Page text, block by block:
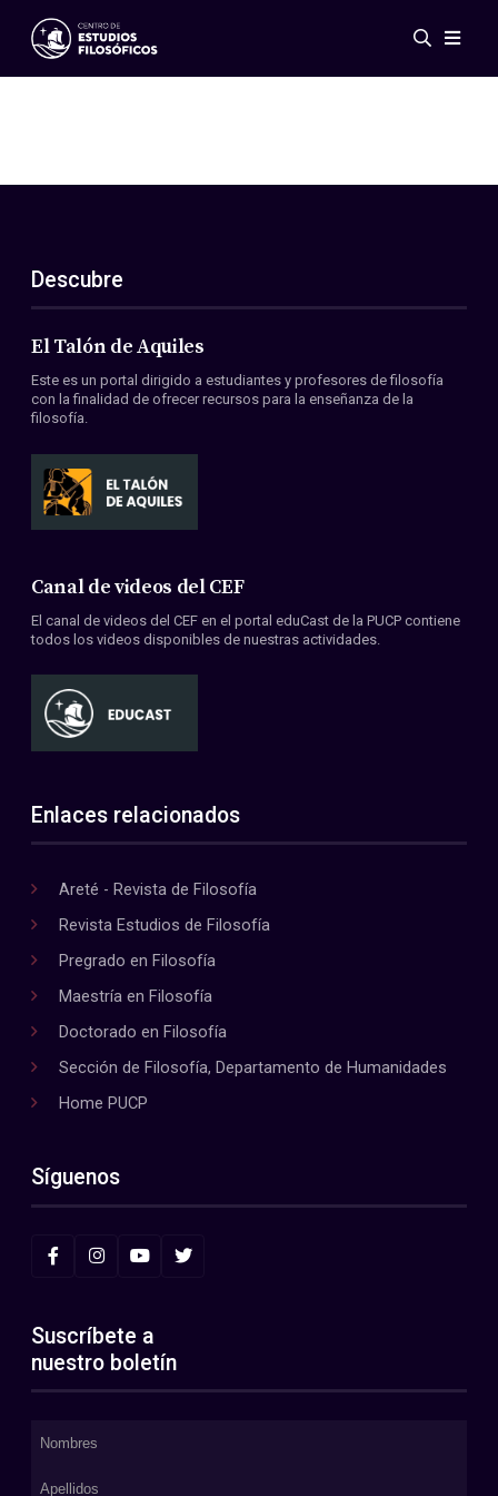
Eventos
ES
EN
Acerca de nosotros
Miembros
Convenios
Descubre
El Talón de Aquiles
Este es un portal dirigido a estudiantes y profesores de filosofía
con la finalidad de ofrecer recursos para la enseñanza de la
filosofía.
Canal de videos del CEF
El canal de videos del CEF en el portal eduCast de la PUCP contiene
todos los videos disponibles de nuestras actividades.
Enlaces relacionados
Areté - Revista de Filosofía
Revista Estudios de Filosofía
Pregrado en Filosofía
Maestría en Filosofía
Doctorado en Filosofía
Sección de Filosofía, Departamento de Humanidades
Home PUCP
Síguenos
Suscríbete a
nuestro boletín